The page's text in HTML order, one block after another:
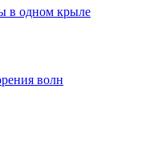
в одном крыле
волн